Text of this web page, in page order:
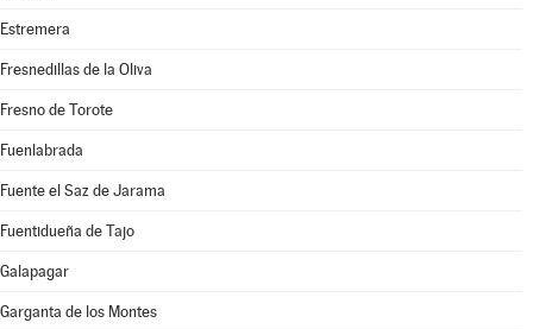
Estremera
Fresnedillas de la Oliva
Fresno de Torote
Fuenlabrada
Fuente el Saz de Jarama
Fuentidueña de Tajo
Galapagar
Garganta de los Montes